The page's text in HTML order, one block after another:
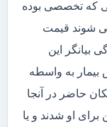
که تخصصی بوده
شوند قیمت
بیانگر این
بیمار به واسطه
حاضر در آنجا
برای او شدند و یا